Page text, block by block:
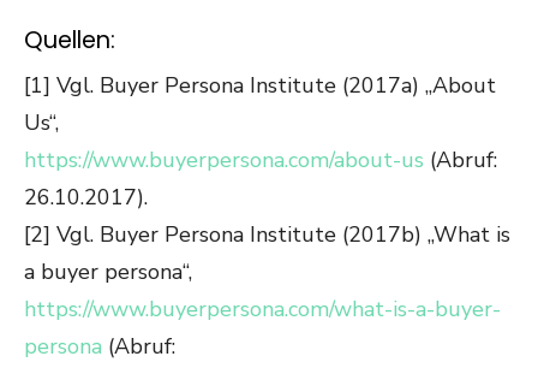
Quellen:
[1] Vgl. Buyer Persona Institute (2017a) „About
Us“,
https://www.buyerpersona.com/about-us (Abruf:
26.10.2017).
[2] Vgl. Buyer Persona Institute (2017b) „What is
a buyer persona“,
https://www.buyerpersona.com/what-is-a-buyer-
persona (Abruf: